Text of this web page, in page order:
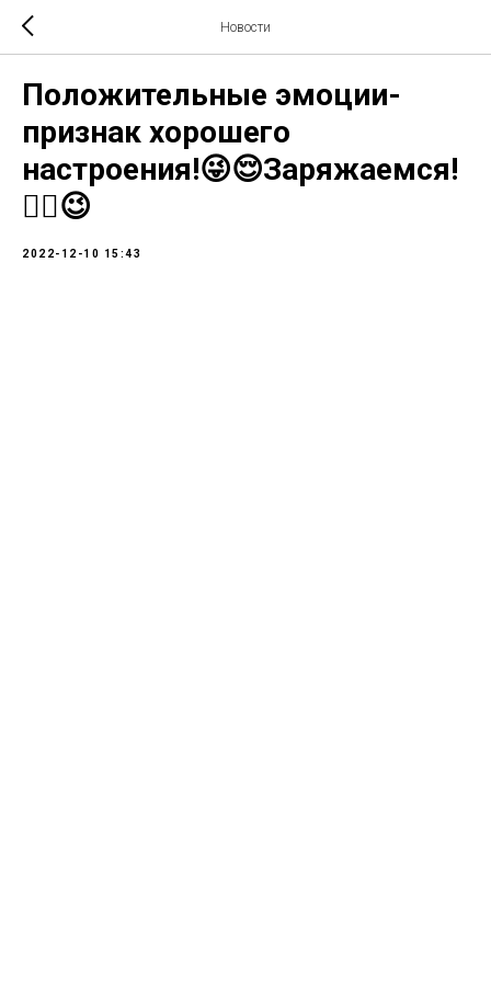
Новости
Положительные эмоции-
признак хорошего
настроения!😜😌Заряжаемся!
☝🏼😉
2022-12-10 15:43